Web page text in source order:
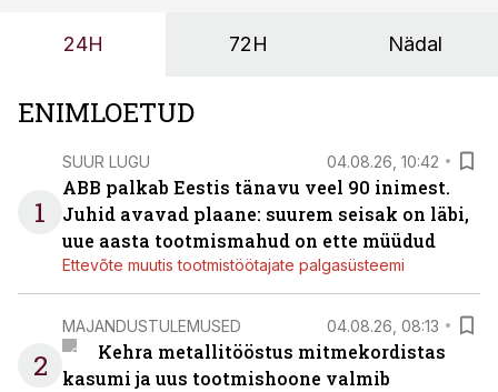
24H 72H Nädal
ENIMLOETUD
1
SUUR LUGU 04.08.26, 10:42
ABB palkab Eestis tänavu veel 90 inimest.
Juhid avavad plaane: suurem seisak on läbi,
uue aasta tootmismahud on ette müüdud
Ettevõte muutis tootmistöötajate palgasüsteemi
2
MAJANDUSTULEMUSED 04.08.26, 08:13
Kehra metallitööstus mitmekordistas
kasumi ja uus tootmishoone valmib